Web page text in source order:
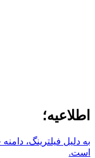
اطلاعیه؛
است.